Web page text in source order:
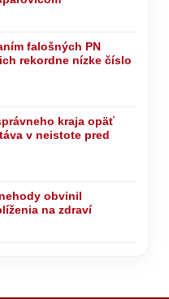
falošných PN
rekordne nízke číslo
kraja opäť
v neistote pred
obvinil
na zdraví